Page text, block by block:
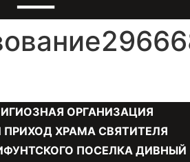
ОРГАНИЗАЦИЯ
ХРАМА СВЯТИТЕЛЯ
ПОСЕЛКА ДИВНЫЙ